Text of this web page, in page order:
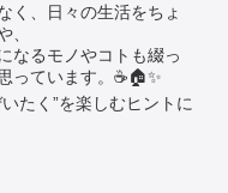
く、日々の生活をちょ
、
なるモノやコトも綴っ
っています。☕🏠✨
たく”を楽しむヒントに